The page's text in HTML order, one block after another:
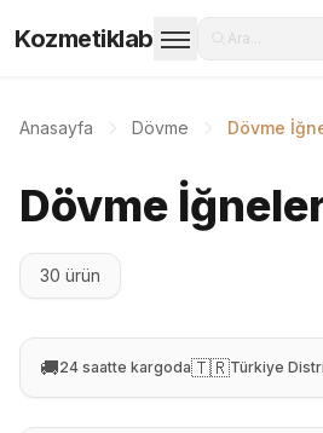
Kozmetiklab Ara...
Anasayfa Dövme Dövme
Dövme
30 ürün
🚚24 saatte kargoda🇹🇷Türkiye